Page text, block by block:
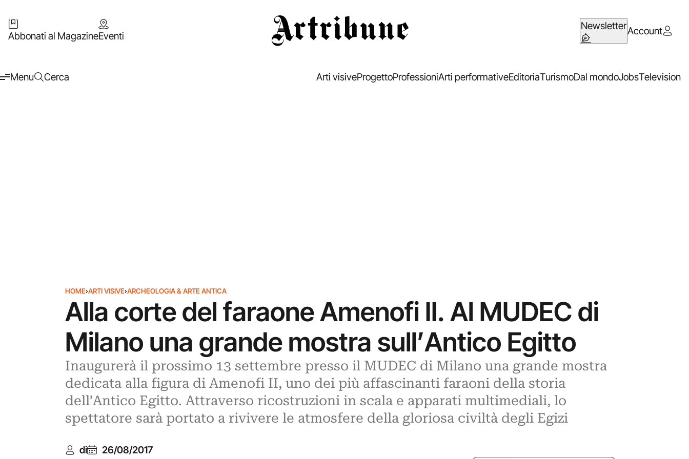
Abbonati al MagazineEventi
NewsletterAccount
Menu Cerca Arti visiveProgettoProfessioniArti performativeEditoriaTurismoDal mondoJobsTelevision
HOME›ARTI VISIVE›ARCHEOLOGIA & ARTE ANTICA
Alla corte del faraone Amenofi II. Al MUDEC di
Milano una grande mostra sull’Antico Egitto
Inaugurerà il prossimo 13 settembre presso il MUDEC di Milano una grande mostra
dedicata alla figura di Amenofi II, uno dei più affascinanti faraoni della storia
dell’Antico Egitto. Attraverso ricostruzioni in scala e apparati multimediali, lo
spettatore sarà portato a rivivere le atmosfere della gloriosa civiltà degli Egizi
di 26/08/2017